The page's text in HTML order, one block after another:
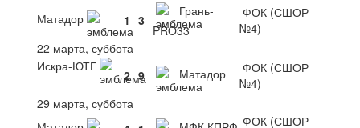
Матадор
1 3
Грань-
PRO33
ФОК (СШОР
№4)
22 марта, суббота
Искра-ЮТГ
2 9 Матадор
ФОК (СШОР
№4)
29 марта, суббота
ФОК (СШОР